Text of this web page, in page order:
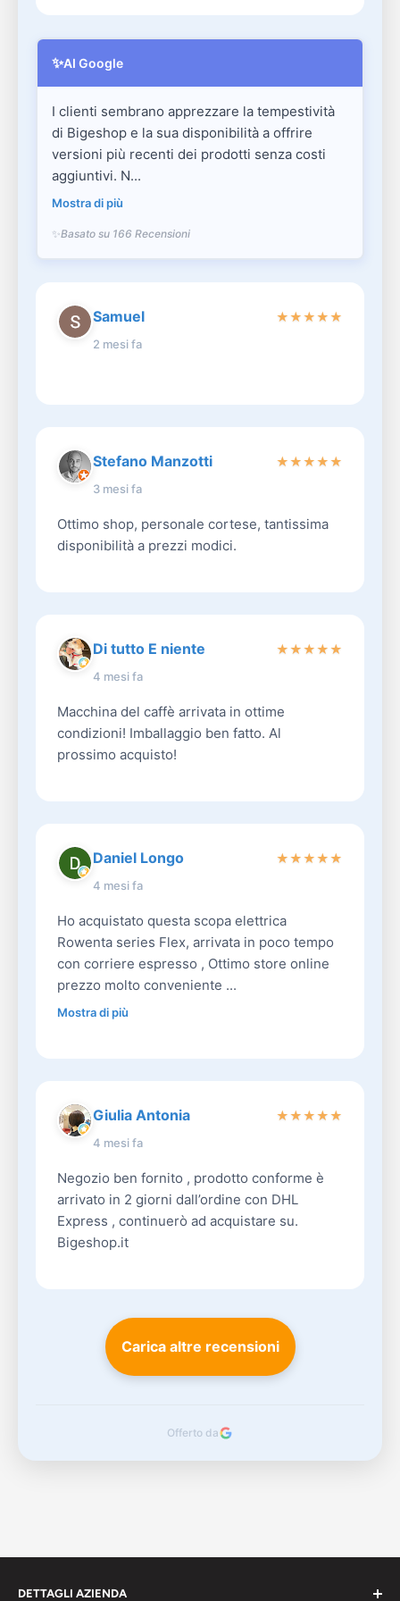
✨AI Google
I clienti sembrano apprezzare la tempestività
di Bigeshop e la sua disponibilità a offrire
versioni più recenti dei prodotti senza costi
aggiuntivi. N...
Mostra di più
Basato su 166 Recensioni
Samuel
2 mesi fa
★★★★★
Stefano Manzotti
3 mesi fa
★★★★★
Ottimo shop, personale cortese, tantissima
disponibilità a prezzi modici.
Di tutto E niente
4 mesi fa
★★★★★
Macchina del caffè arrivata in ottime
condizioni! Imballaggio ben fatto. Al
prossimo acquisto!
Daniel Longo
4 mesi fa
★★★★★
Ho acquistato questa scopa elettrica
Rowenta series Flex, arrivata in poco tempo
con corriere espresso , Ottimo store online
prezzo molto conveniente ...
Mostra di più
Giulia Antonia
4 mesi fa
★★★★★
Negozio ben fornito , prodotto conforme è
arrivato in 2 giorni dall’ordine con DHL
Express , continuerò ad acquistare su.
Bigeshop.it
Carica altre recensioni
Offerto da
DETTAGLI AZIENDA